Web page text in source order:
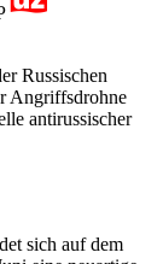
Russischen
Angriffsdrohne
antirussischer
sich auf dem